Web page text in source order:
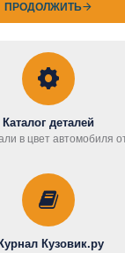
ПРОДОЛЖИТЬ
Каталог деталей
в цвет автомобиля
Кузовик.ру